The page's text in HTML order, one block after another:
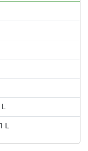
L
L